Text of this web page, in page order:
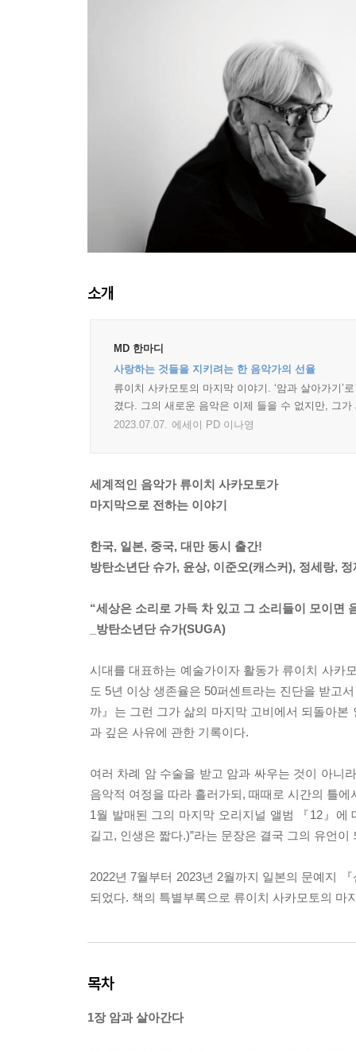
소개
MD 한마디
사랑하는 것들을 지키려는 한 음악가의 선율
류이치 사카모토의 마지막 이야기. ‘암과 살아가기
겼다. 그의 새로운 음악은 이제 들을 수 없지만, 그
2023.07.07. 에세이 PD 이나영
세계적인 음악가 류이치 사카모토가
마지막으로 전하는 이야기
한국, 일본, 중국, 대만 동시 출간!
방탄소년단 슈가, 윤상, 이준오(캐스커), 정세랑,
“세상은 소리로 가득 차 있고 그 소리들이 모이면
_방탄소년단 슈가(SUGA)
시대를 대표하는 예술가이자 활동가 류이치 사카
도 5년 이상 생존율은 50퍼센트라는 진단을 받고
까』는 그런 그가 삶의 마지막 고비에서 되돌아
과 깊은 사유에 관한 기록이다.
여러 차례 암 수술을 받고 암과 싸우는 것이 아니
음악적 여정을 따라 흘러가되, 때때로 시간의 틀
1월 발매된 그의 마지막 오리지널 앨범 『12』에
길고, 인생은 짧다.)”라는 문장은 결국 그의 유언이
2022년 7월부터 2023년 2월까지 일본의 문예지
되었다. 책의 특별부록으로 류이치 사카모토의
목차
1장 암과 살아간다